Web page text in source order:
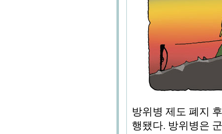
방위병 제도 폐지
행됐다. 방위병은